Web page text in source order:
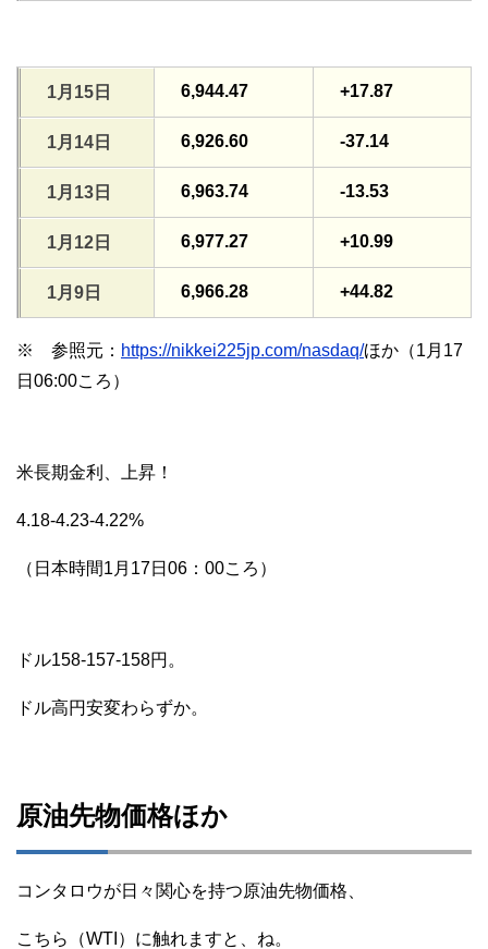
1月15日 6,944.47 +17.87
1月14日 6,926.60 -37.14
1月13日 6,963.74 -13.53
1月12日 6,977.27 +10.99
1月9日 6,966.28 +44.82
※ 参照元： https://nikkei225jp.com/nasdaq/ほか（1月17
日06:00ころ）
米長期金利、上昇！
4.18-4.23-4.22%
（日本時間1月17日06：00ころ）
ドル158-157-158円。
ドル高円安変わらずか。
原油先物価格ほか
コンタロウが日々関心を持つ原油先物価格、
こちら（WTI）に触れますと、ね。